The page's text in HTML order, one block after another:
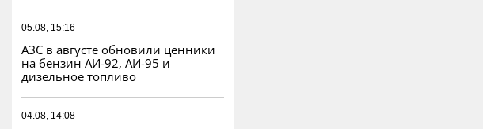
05.08, 15:16
АЗС в августе обновили ценники
на бензин АИ-92, АИ-95 и
дизельное топливо
04.08, 14:08